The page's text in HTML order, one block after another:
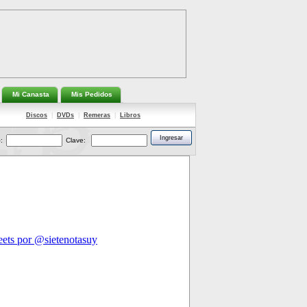
Mi Canasta Mis Pedidos
Discos DVDs Remeras Libros
Clave: